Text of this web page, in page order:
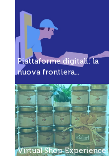
Piattaforme digitali: la
nuova frontiera...
Virtual Shop Experience: